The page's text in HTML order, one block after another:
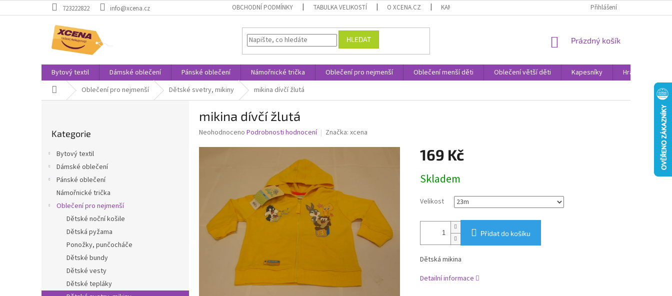
na
723222822 info@xcena.cz OBCHODNÍ PODMÍNKY TABULKA VELIKOSTÍ O XCENA.CZ KAMENNÉ PRODEJNY PROHLÁŠENÍ O OCHRANĚ OSOBNÍCH DAT
Přihlášení
HLEDAT
NÁKUPNÍ
Prázdný košík
Bytový textil Dámské oblečení Pánské oblečení Námořnické trička Oblečení pro nejmenší Oblečení menší děti Oblečení větší děti Kapesníky Hračky
Domů Oblečení pro nejmenší Dětské svetry, mikiny mikina dívčí žlutá
kategorie
Kategorie
Bytový textil
Dámské oblečení
Pánské oblečení
Námořnické trička
Oblečení pro nejmenší
Dětské noční košile
Dětská pyžama
Ponožky, punčocháče
Dětské bundy
Dětské vesty
Dětské tepláky
mikina dívčí žlutá
Průměrné
hvězdiček.
Neohodnoceno Podrobnosti hodnocení Značka: xcena
169 Kč
cena:
Skladem
Velikost
Přidat do košíku
Dětská mikina
Detailní informace